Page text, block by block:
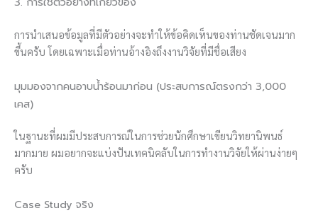
การนำเสนอข้อมูลที่มีตัวอย่างจะทำให้ข้อคิดเห็นของท่านชัดเจนมาก
ขึ้นครับ โดยเฉพาะเมื่อท่านอ้างอิงถึงงานวิจัยที่มีชื่อเสียง
มุมมองจากคนอาบน้ำร้อนมาก่อน (ประสบการณ์ตรงกว่า 3,000
เคส)
ในฐานะที่ผมมีประสบการณ์ในการช่วยนักศึกษาเขียนวิทยานิพนธ์
มากมาย ผมอยากจะแบ่งปันเทคนิคลับในการทำงานวิจัยให้ผ่านง่ายๆ
ครับ
Case Study จริง